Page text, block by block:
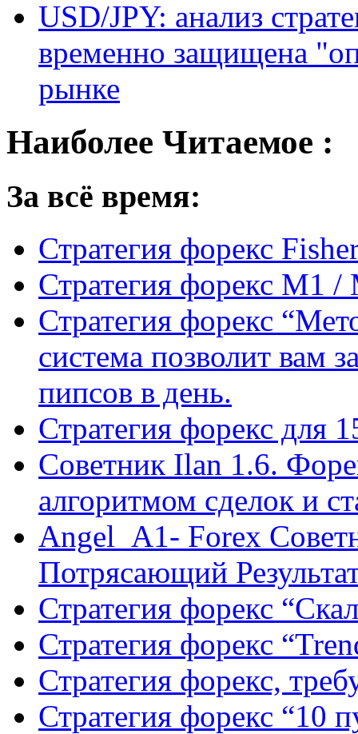
USD/JPY: анализ
временно защищена
рынке
Наиболее Читаемое :
За всё время:
Стратегия форекс
Стратегия форекс M1 /
Стратегия форекс
система позволит вам
пипсов в день.
Стратегия форекс для
Советник Ilan 1.6.
алгоритмом сделок и
Angel_A1- Forex
Потрясающий
Стратегия форекс
Стратегия форекс
Стратегия форекс,
Стратегия форекс “10